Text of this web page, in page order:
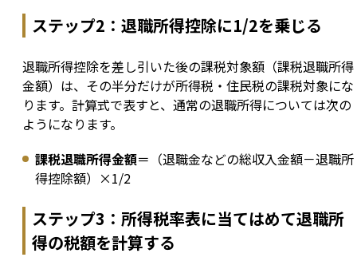
ステップ2：退職所得控除に1/2を乗じる
退職所得控除を差し引いた後の課税対象額（課税退職所得
金額）は、その半分だけが所得税・住民税の課税対象にな
ります。計算式で表すと、通常の退職所得については次の
ようになります。
課税退職所得金額＝（退職金などの総収入金額－退職所
得控除額）×1/2
ステップ3：所得税率表に当てはめて退職所
得の税額を計算する